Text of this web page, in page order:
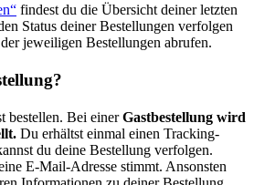
findest du die Übersicht deiner letzten
Status deiner Bestellungen verfolgen
jeweiligen Bestellungen abrufen.
bestellen. Bei einerGastbestellung wird
Du erhältst einmal einen Tracking-
du deine Bestellung verfolgen.
E-Mail-Adresse stimmt. Ansonsten